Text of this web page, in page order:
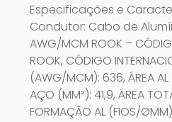
Especificações e
Condutor: Cabo de
AWG/MCM ROOK –
ROOK, CÓDIGO
(AWG/MCM): 636, ÁREA AL
AÇO (MM²): 41,9, ÁREA
FORMAÇÃO AL (FIOS/